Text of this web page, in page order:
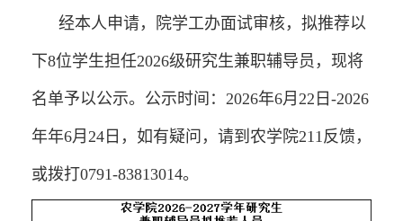
经本人申请，院学工办面试审核，拟推荐以
下8位学生担任2026级研究生兼职辅导员，现将
名单予以公示。公示时间：2026年6月22日-2026
年年6月24日，如有疑问，请到农学院211反馈，
或拨打0791-83813014。